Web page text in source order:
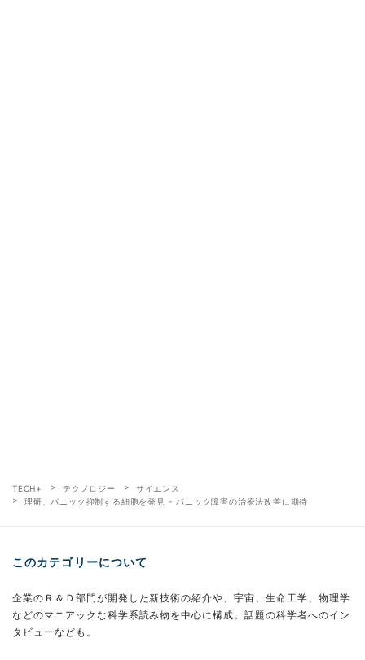
TECH+ テクノロジー
サイエンス
理研、パニック抑制する細胞を発見 - パニック障害の治療法改善に期待
このカテゴリーについて
企業のＲ＆Ｄ部門が開発した新技術の紹介や、宇宙、生命工学、物理学
などのマニアックな科学系読み物を中心に構成。話題の科学者へのイン
タビューなども。